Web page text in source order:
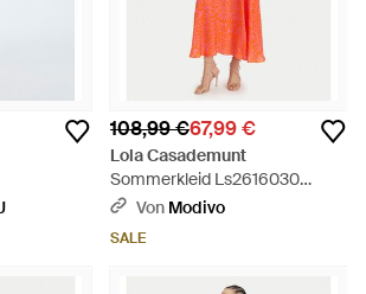
108,99 €67,99 €
Lola Casademunt
Sommerkleid Ls2616030
Regular Fit - Rot
Von Modivo
SALE